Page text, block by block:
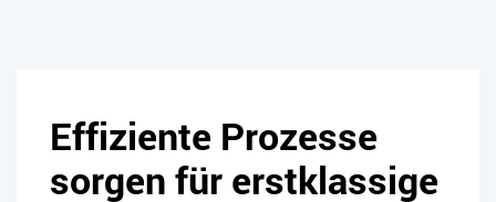
Effiziente Prozesse
sorgen für erstklassige